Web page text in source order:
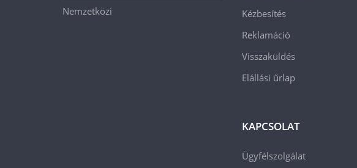
Nemzetközi
Kézbesítés
Reklamáció
Visszaküldés
Elállási űrlap
KAPCSOLAT
Ügyfélszolgálat